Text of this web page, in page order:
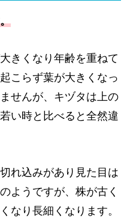
きくなり年齢を重ねて
こらず葉が大きくなっ
せんが、キヅタは上の
い時と比べると全然違
れ込みがあり見た目は
ようですが、株が古く
なり長細くなります。